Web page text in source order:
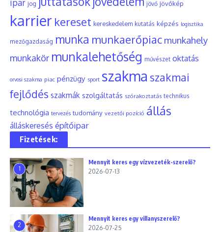
ipar jog jövő jövőkép
karrier kereset kereskedelem kutatás képzés logisztika
mezőgazdaság munka munkaerőpiac munkahely
munkakör munkalehetőség művészet oktatás
orvosi szakma piac pénzügy sport szakma szakmai
fejlődés szakmák szolgáltatás szórakoztatás technikus
technológia tervezés tudomány vezetői pozíció állás
álláskeresés építőipar
Fizetések:
1
Mennyit keres egy vízvezeték-szerelő?
2026-07-13
2
Mennyit keres egy villanyszerelő?
2026-07-25